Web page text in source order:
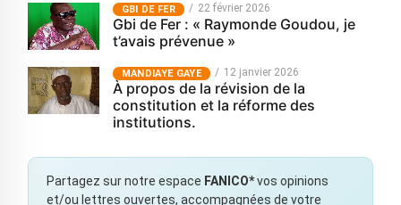
GBI DE FER 22 février 2026
Gbi de Fer : « Raymonde Goudou, je
t’avais prévenue »
MANDIAYE GAYE 12 janvier 2026
À propos de la révision de la
constitution et la réforme des
institutions.
Partagez sur notre espace FANICO*vos opinions
et/ou lettres ouvertes, accompagnées de votre